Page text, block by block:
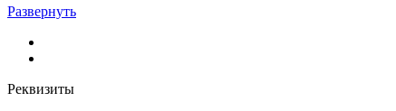
Развернуть
Реквизиты